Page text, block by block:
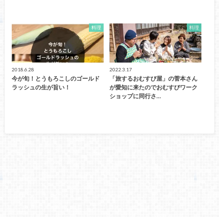
料理
2018.6.28
今が旬！とうもろこしのゴールド
ラッシュの生が旨い！
料理
2022.3.17
「旅するおむすび屋」の菅本さん
が愛知に来たのでおむすびワーク
ショップに同行さ…